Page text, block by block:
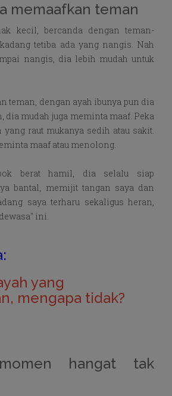
memaafkan teman
kecil, bercanda dengan teman-
tetiba ada yang nangis. Nah
nangis, dia lebih mudah untuk
teman, dengan ayah ibunya pun dia
dia mudah juga meminta maaf. Peka
raut mukanya sedih atau sakit.
maaf atau menolong.
berat hamil, dia selalu siap
bantal, memijit tangan saya dan
saya terharu sekaligus heran,
ini.
yang
mengapa tidak?
hangat tak